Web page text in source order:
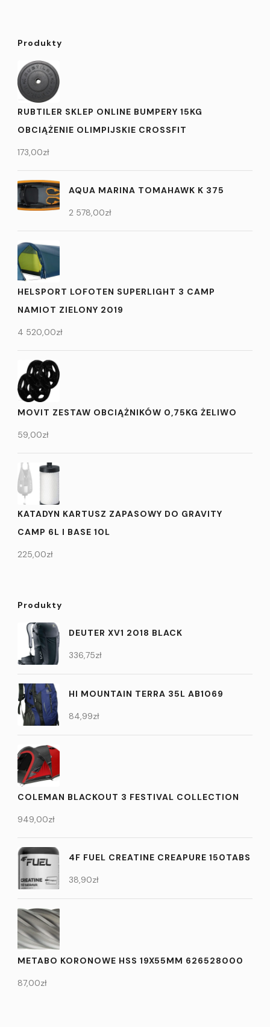
Produkty
RUBTILER SKLEP ONLINE BUMPERY 15KG
OBCIĄŻENIE OLIMPIJSKIE CROSSFIT
173,00zł
AQUA MARINA TOMAHAWK K 375
2 578,00zł
HELSPORT LOFOTEN SUPERLIGHT 3 CAMP
NAMIOT ZIELONY 2019
4 520,00zł
MOVIT ZESTAW OBCIĄŻNIKÓW 0,75KG ŻELIWO
59,00zł
KATADYN KARTUSZ ZAPASOWY DO GRAVITY
CAMP 6L I BASE 10L
225,00zł
Produkty
DEUTER XV1 2018 BLACK
336,75zł
HI MOUNTAIN TERRA 35L AB1069
84,99zł
COLEMAN BLACKOUT 3 FESTIVAL COLLECTION
949,00zł
4F FUEL CREATINE CREAPURE 150TABS
38,90zł
METABO KORONOWE HSS 19X55MM 626528000
87,00zł